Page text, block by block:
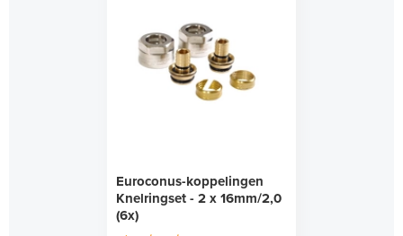
Euroconus-koppelingen
Knelringset - 2 x 16mm/2,0
(6x)